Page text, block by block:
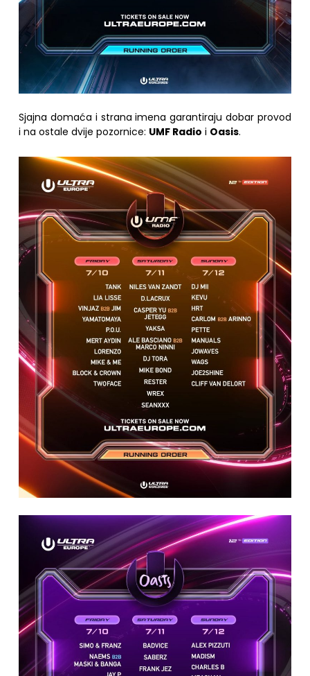
Sjajna domaća i strana imena garantiraju dobar provod
i na ostale dvije pozornice: UMF Radio i Oasis.